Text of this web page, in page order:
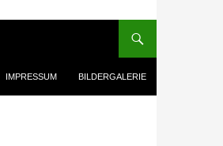
IMPRESSUM BILDERGALERIE